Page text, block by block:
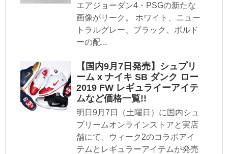
エアジョーダン4・PSGの新たな
画像がリーク。 ホワイト、ニュー
トラルグレー、ブラック、ボルド
ーの配...
【国内9月7日発売】シュプリ
ーム x ナイキ SB ダンク ロー
2019 FW レギュライーアイテ
ムなど価格一覧!!
明日9月7日（土曜日）に国内シュ
プリームオンラインストアと実店
舗にて、ウィーク2のコラボアイ
テムとレギュラーアイテムが発売